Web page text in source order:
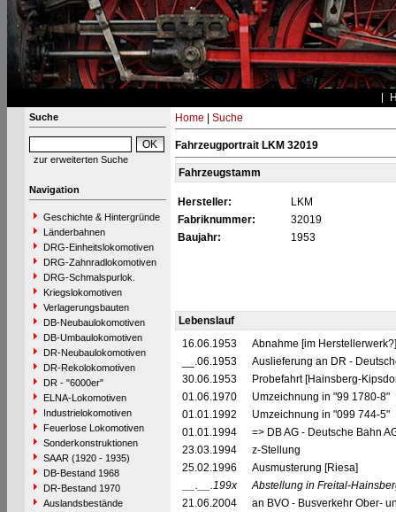
Suche
zur erweiterten Suche
Navigation
Geschichte & Hintergründe
Länderbahnen
DRG-Einheitslokomotiven
DRG-Zahnradlokomotiven
DRG-Schmalspurlok.
Kriegslokomotiven
Verlagerungsbauten
DB-Neubaulokomotiven
DB-Umbaulokomotiven
DR-Neubaulokomotiven
DR-Rekolokomotiven
DR - "6000er"
ELNA-Lokomotiven
Industrielokomotiven
Feuerlose Lokomotiven
Sonderkonstruktionen
SAAR (1920 - 1935)
DB-Bestand 1968
DR-Bestand 1970
Auslandsbestände
Home Suche
Fahrzeugportrait LKM 32019
Fahrzeugstamm
Hersteller:
LKM
Fabriknummer:
32019
Baujahr:
1953
Lebenslauf
16.06.1953
Abnahme [im Herstellerwerk?]
__.06.1953
Auslieferung an DR -
30.06.1953
Probefahrt [Hainsberg-
01.06.1970
Umzeichnung in "99 1780-8"
01.01.1992
Umzeichnung in "099 744-5"
01.01.1994
=> DB AG - Deutsche Bahn
23.03.1994
z-Stellung
25.02.1996
Ausmusterung [Riesa]
__.__.199x
Abstellung in Freital-
21.06.2004
an BVO - Busverkehr Ober-